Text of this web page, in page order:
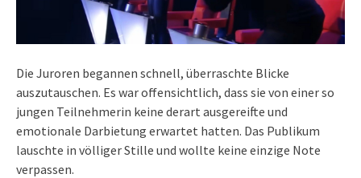
Die Juroren begannen schnell, überraschte Blicke
auszutauschen. Es war offensichtlich, dass sie von einer so
jungen Teilnehmerin keine derart ausgereifte und
emotionale Darbietung erwartet hatten. Das Publikum
lauschte in völliger Stille und wollte keine einzige Note
verpassen.